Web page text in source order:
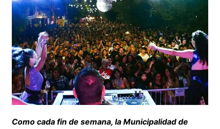
Como cada fin de semana, la Municipalidad de